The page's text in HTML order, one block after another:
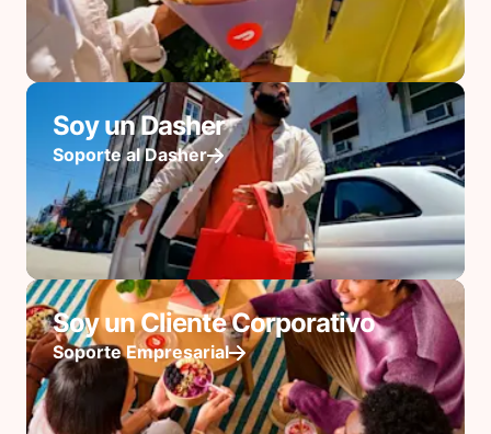
Soy un Dasher
Soporte al Dasher
Soy un Cliente Corporativo
Soporte Empresarial